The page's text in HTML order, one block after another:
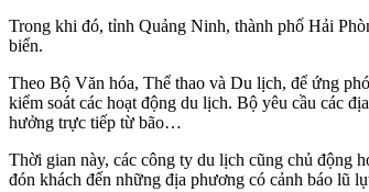
Trong khi đó, tỉnh Quảng Ninh, thành phố Hải
biển.
Theo Bộ Văn hóa, Thể thao và Du lịch, để ứng
kiểm soát các hoạt động du lịch. Bộ yêu cầu các
hưởng trực tiếp từ bão…
Thời gian này, các công ty du lịch cũng chủ động
đón khách đến những địa phương có cảnh báo lũ